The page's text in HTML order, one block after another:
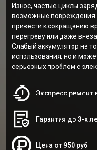
Износ, частые циклы
возможные повреждения
привести к сокращению
перегреву или даже
Слабый аккумулятор не
использования, но и
серьезных проблем с
Экспресс ремонт
Гарантия до 3-х
Цена от 950 руб